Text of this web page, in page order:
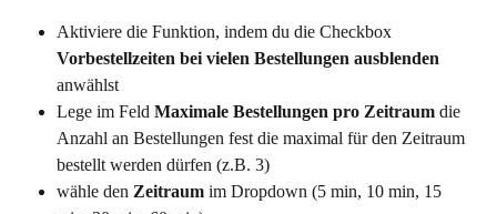
Aktiviere die Funktion, indem du die Checkbox
Vorbestellzeiten bei vielen Bestellungen ausblenden
anwählst
Lege im Feld Maximale Bestellungen pro Zeitraum die
Anzahl an Bestellungen fest die maximal für den Zeitraum
bestellt werden dürfen (z.B. 3)
wähle den Zeitraum im Dropdown (5 min, 10 min, 15